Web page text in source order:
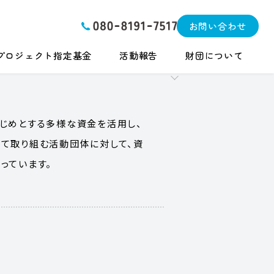
お問い合わせ
ロジェクト指定基金 活動報告 財団について
めとする多様な資金を活用し、
取り組む活動団体に対して、資
います。